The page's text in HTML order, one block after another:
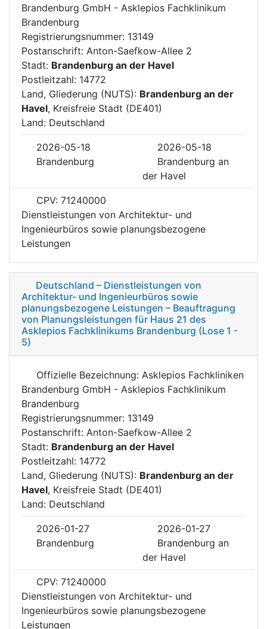
Brandenburg GmbH - Asklepios Fachklinikum
Brandenburg
Registrierungsnummer: 13149
Postanschrift: Anton-Saefkow-Allee 2
Stadt: Brandenburg an der Havel
Postleitzahl: 14772
Land, Gliederung (NUTS): Brandenburg an der
Havel, Kreisfreie Stadt (DE401)
Land: Deutschland
2026-05-18
2026-05-18
Brandenburg
Brandenburg an
der Havel
CPV: 71240000
Dienstleistungen von Architektur- und
Ingenieurbüros sowie planungsbezogene
Leistungen
Deutschland – Dienstleistungen von
Architektur- und Ingenieurbüros sowie
planungsbezogene Leistungen – Beauftragung
von Planungsleistungen für Haus 21 des
Asklepios Fachklinikums Brandenburg (Lose 1 -
5)
Offizielle Bezeichnung: Asklepios Fachkliniken
Brandenburg GmbH - Asklepios Fachklinikum
Brandenburg
Registrierungsnummer: 13149
Postanschrift: Anton-Saefkow-Allee 2
Stadt: Brandenburg an der Havel
Postleitzahl: 14772
Land, Gliederung (NUTS): Brandenburg an der
Havel, Kreisfreie Stadt (DE401)
Land: Deutschland
2026-01-27
2026-01-27
Brandenburg
Brandenburg an
der Havel
CPV: 71240000
Dienstleistungen von Architektur- und
Ingenieurbüros sowie planungsbezogene
Leistungen